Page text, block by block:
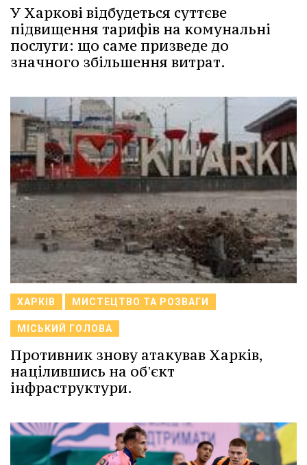
У Харкові відбудеться суттєве
підвищення тарифів на комунальні
послуги: що саме призведе до
значного збільшення витрат.
ХАРКІВ МИСТЕЦТВО ТА РОЗВАГИ
МІСЬКИЙ ГОЛОВА
Противник знову атакував Харків,
націлившись на об'єкт
інфраструктури.